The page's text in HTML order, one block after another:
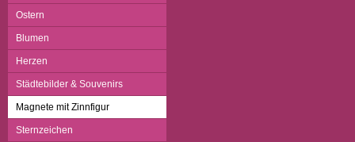
Ostern
Blumen
Herzen
Städtebilder & Souvenirs
Magnete mit Zinnfigur
Sternzeichen